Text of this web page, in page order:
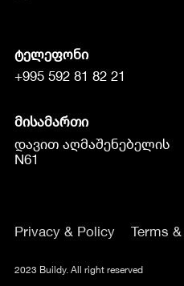
ტელეფონი
+995 592 81 82 21
მისამართი
დავით აღმაშენებელის
N61
Privacy & Policy Terms
2023 Buildy. All right reserved